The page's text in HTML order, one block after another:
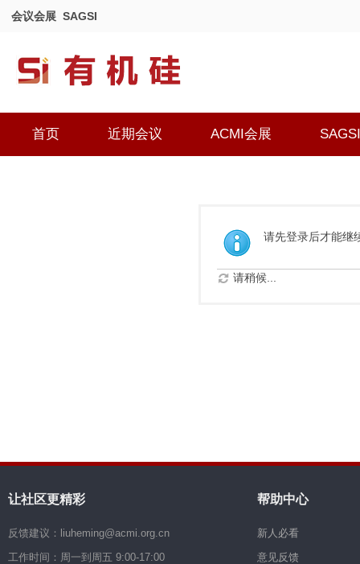
会议会展 SAGSI
首页 近期会议 ACMI会展 SAGSI
请先登录后才能继
请稍候...
让社区更精彩
反馈建议：liuheming@acmi.org.cn
工作时间：周一到周五 9:00-17:00
帮助中心
新人必看
意见反馈